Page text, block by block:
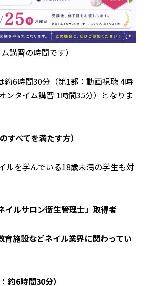
講習の時間です）
6時間30分（第1部：動画視聴 4時
ンタイム講習 1時間35分）となりま
すべてを満たす方）
ルを学んでいる18歳未満の学生も対
イルサロン衛生管理士」取得者
育施設などネイル業界に関わってい
約6時間30分）